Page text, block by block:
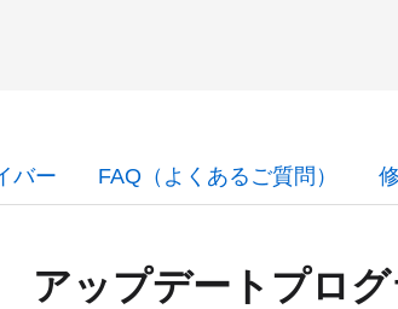
バー FAQ（よくあるご質問）
アップデートプロ